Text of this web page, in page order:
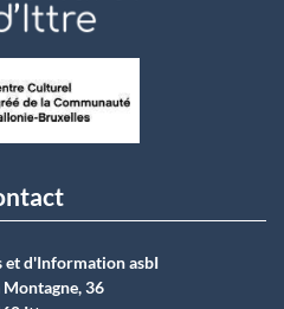
et d'Information asbI
Montagne, 36